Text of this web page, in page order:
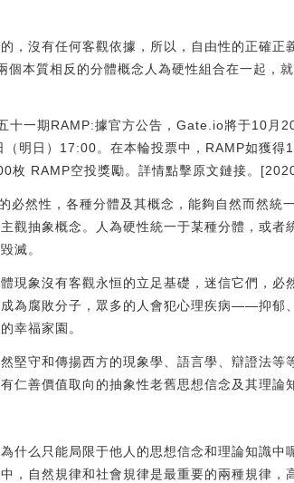
，沒有任何客觀依據，所以，自由性的正確正
個本質相反的分體概念人為硬性組合在一起，
一期RAMP:據官方公告，Gate.io將于10月
明日）17:00。在本輪投票中，RAMP如獲
枚 RAMP空投獎勵。詳情點擊原文鏈接。
必然性，各種分體及其概念，能夠自然而然統
觀抽象概念。人為硬性統一于某種分體，或者
滅。
現象沒有客觀永恒的立足基礎，迷信它們，必
為腐敗分子，眾多的人會犯心理疾病——抑郁
幸福家園。
堅守和傳揚西方的現象學、語言學、辯證法等
仁善價值取向的抽象性老舊思想信念及其理論
什么只能局限于他人的思想信念和理論知識
，自然規律和社會規律是最重要的兩種規律，